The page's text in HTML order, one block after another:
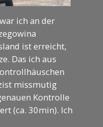
ich an der
ist erreicht,
Das ich aus
missmutig
Kontrolle
(ca. 30min). Ich